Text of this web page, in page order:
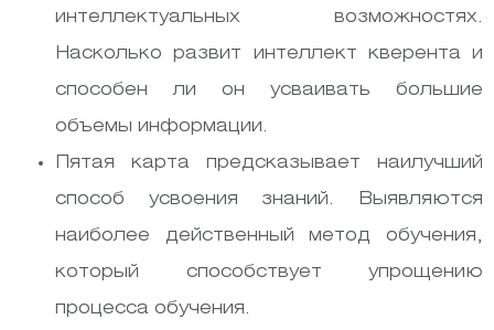
интеллектуальных возможностях.
Насколько развит интеллект кверента и
способен ли он усваивать большие
объемы информации.
Пятая карта предсказывает наилучший
способ усвоения знаний. Выявляются
наиболее действенный метод обучения,
который способствует упрощению
процесса обучения.